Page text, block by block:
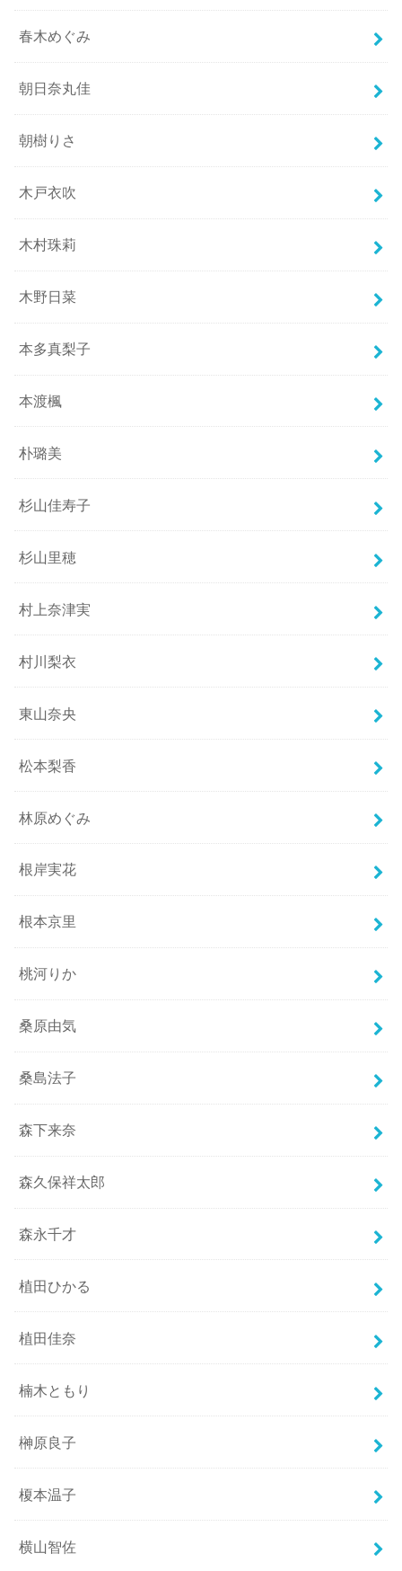
春木めぐみ
朝日奈丸佳
朝樹りさ
木戸衣吹
木村珠莉
木野日菜
本多真梨子
本渡楓
朴璐美
杉山佳寿子
杉山里穂
村上奈津実
村川梨衣
東山奈央
松本梨香
林原めぐみ
根岸実花
根本京里
桃河りか
桑原由気
桑島法子
森下来奈
森久保祥太郎
森永千才
植田ひかる
植田佳奈
楠木ともり
榊原良子
榎本温子
横山智佐